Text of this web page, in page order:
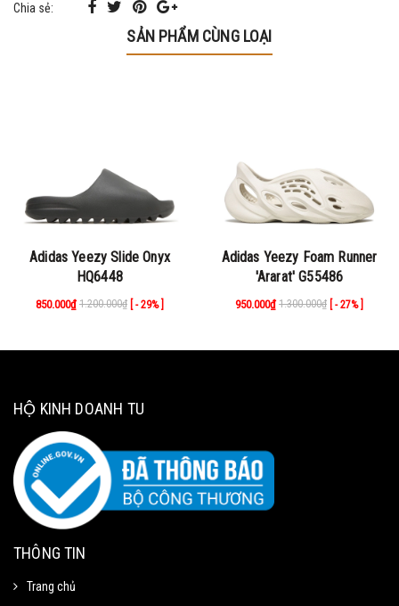
Chia sẻ:
SẢN PHẨM CÙNG LOẠI
Adidas Yeezy Slide Onyx
HQ6448
850.000₫ 1.200.000₫ [ - 29% ]
Adidas Yeezy Foam Runner
'Ararat' G55486
950.000₫ 1.300.000₫ [ - 27% ]
HỘ KINH DOANH TU
THÔNG TIN
Trang chủ